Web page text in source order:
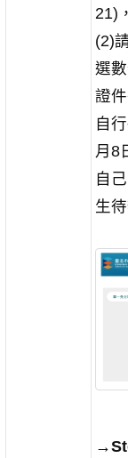
21)
(2)
選
證
自
月8
自
生